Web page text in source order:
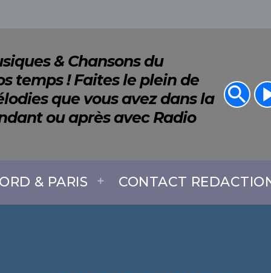
& Chansons du
temps ! Faites le plein de
que vous avez dans la
ou après avec Radio
& PARIS CONTACT
search